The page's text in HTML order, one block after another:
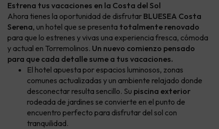
Estrena tus vacaciones en la Costa del Sol
Ahora tienes la oportunidad de disfrutar BLUESEA Costa
Serena, un hotel que se presenta totalmente renovado
para que lo estrenes y vivas una experiencia fresca, cómoda
y actual en Torremolinos. Un nuevo comienzo pensado
para que cada detalle sume a tus vacaciones.
El hotel apuesta por espacios luminosos, zonas
comunes actualizadas y un ambiente relajado donde
desconectar resulta sencillo. Su piscina exterior
rodeada de jardines se convierte en el punto de
encuentro perfecto para disfrutar del sol con
tranquilidad.